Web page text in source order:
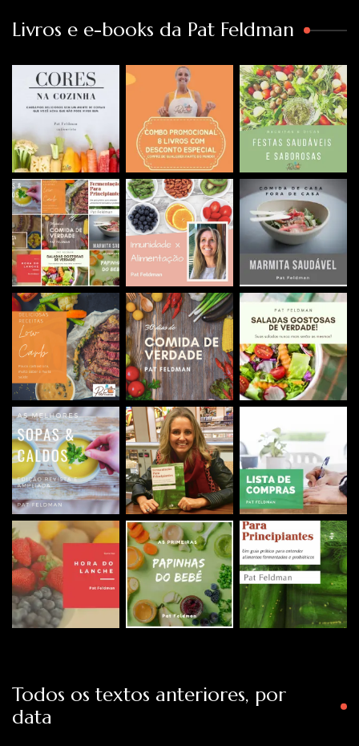
Livros e e-books da Pat Feldman
Todos os textos anteriores, por
data